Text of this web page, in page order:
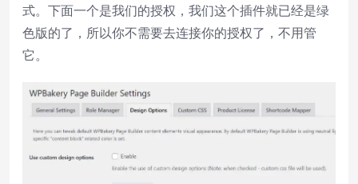
式。下面一个是我们的授权，我们这个插件就已经是绿
色版的了，所以你不需要去连接你的授权了，不用管
它。